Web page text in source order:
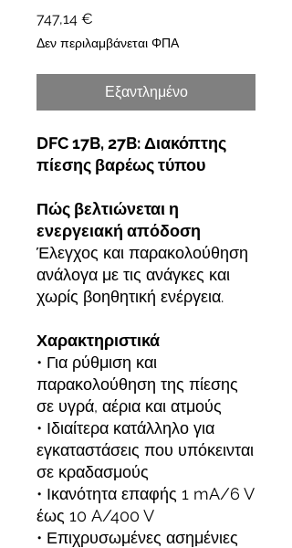
747,14 €
Δεν περιλαμβάνεται ΦΠΑ
Εξαντλημένο
DFC 17B, 27B: Διακόπτης
πίεσης βαρέως τύπου
Πώς βελτιώνεται η
ενεργειακή απόδοση
Έλεγχος και παρακολούθηση
ανάλογα με τις ανάγκες και
χωρίς βοηθητική ενέργεια.
Χαρακτηριστικά
• Για ρύθμιση και
παρακολούθηση της πίεσης
σε υγρά, αέρια και ατμούς
• Ιδιαίτερα κατάλληλο για
εγκαταστάσεις που υπόκεινται
σε κραδασμούς
• Ικανότητα επαφής 1 mA/6 V
έως 10 A/400 V
• Επιχρυσωμένες ασημένιες